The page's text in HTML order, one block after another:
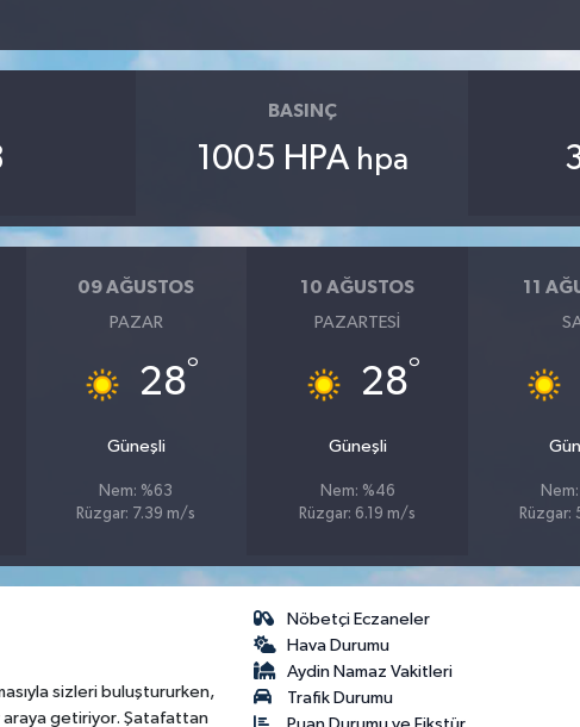
BASINÇ
1005 HPA hpa
09 AĞUSTOS
PAZAR
28°
Güneşli
Nem: %63
Rüzgar: 7.39 m/s
10 AĞUSTOS
PAZARTESI
28°
Güneşli
Nem: %46
Rüzgar: 6.19 m/s
11
Rüzgar:
sizleri buluştururken,
getiriyor. Şatafattan
Nöbetçi Eczaneler
Hava Durumu
Aydin Namaz Vakitleri
Trafik Durumu